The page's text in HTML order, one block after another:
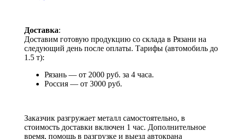
Доставка:
Доставим готовую продукцию со склада в Рязани на
следующий день после оплаты. Тарифы (автомобиль до
1.5 т):
Рязань — от 2000 руб. за 4 часа.
Россия — от 3000 руб.
Заказчик разгружает металл самостоятельно, в
стоимость доставки включен 1 час. Дополнительное
время, помощь в разгрузке и выезд автокрана